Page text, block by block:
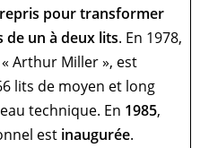
pour transformer
de un à deux lits. En 1978,
Arthur Miller », est
lits de moyen et long
technique. En 1985,
est inaugurée.